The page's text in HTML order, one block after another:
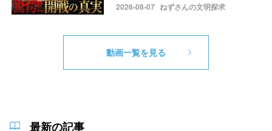
2026-08-07 ねずさんの文明探求
動画一覧を見る
最新の記事